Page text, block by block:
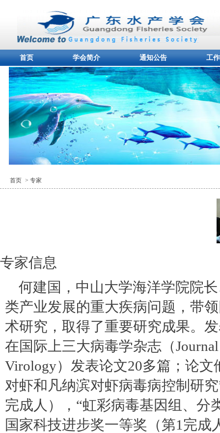
首页 学会简介 通知公告 工
首页 > 专家
专家信息
何建国，中山大学海洋学院院
类产业发展的重大疾病问题，带
术研究，取得了重要研究成果。
在国际上三大病毒学杂志（
Virology）发表论文20多篇；论文
对虾和凡纳滨对虾病毒病控制研
完成人），“虹彩病毒基因组、分
国家科技进步奖一等奖（第1完